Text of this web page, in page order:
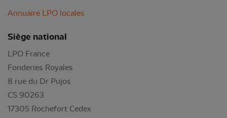
Annuaire LPO locales
Siège national
LPO France
Fonderies Royales
8 rue du Dr Pujos
CS 90263
17305 Rochefort Cedex